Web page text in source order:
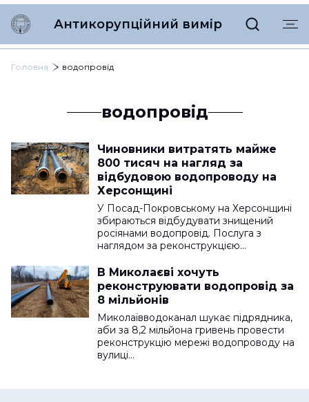
Антикорупційний вимір
Головна водопровід
водопровід
Чиновники витратять майже
800 тисяч на нагляд за
відбудовою водопроводу на
Херсонщині
У Посад-Покровському на Херсонщині
збираються відбудувати знищений
росіянами водопровід. Послуга з
наглядом за реконструкцією…
В Миколаєві хочуть
реконструювати водопровід за
8 мільйонів
Миколаївводоканал шукає підрядника,
аби за 8,2 мільйона гривень провести
реконструкцію мережі водопроводу на
вулиці…